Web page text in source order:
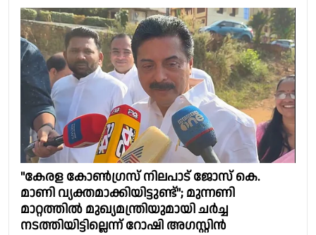
"കേരള കോണ്‍ഗ്രസ് നിലപാട് ജോസ് കെ.
മാണി വ്യക്തമാക്കിയിട്ടുണ്ട്"; മുന്നണി
മാറ്റത്തില്‍ മുഖ്യമന്ത്രിയുമായി ചര്‍ച്ച
നടത്തിയിട്ടില്ലെന്ന് റോഷി അഗസ്റ്റിൻ